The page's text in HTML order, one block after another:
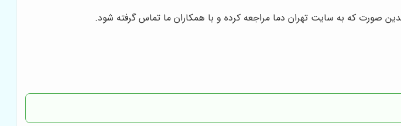
صورت که به سایت تهران دما مراجعه کرده و با همکاران ما تماس گرفته شود.